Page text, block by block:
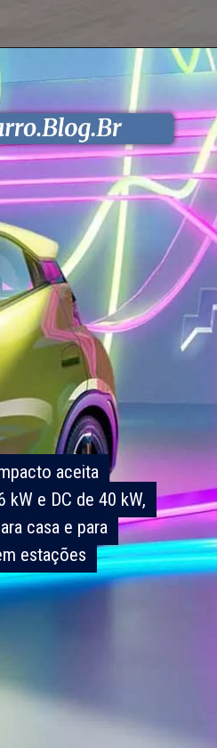
aceita
kW e DC de 40 kW,
casa e para
estações
aceita
kW e DC de 40 kW,
casa e para
estações